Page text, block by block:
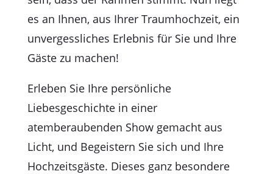
es an Ihnen, aus Ihrer Traumhochzeit, ein
unvergessliches Erlebnis für Sie und Ihre
Gäste zu machen!
Erleben Sie Ihre persönliche
Liebesgeschichte in einer
atemberaubenden Show gemacht aus
Licht, und Begeistern Sie sich und Ihre
Hochzeitsgäste. Dieses ganz besondere